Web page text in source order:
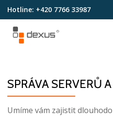
Hotline: +420 7766 33987
SPRÁVA SERVERŮ
Umíme vám zajistit